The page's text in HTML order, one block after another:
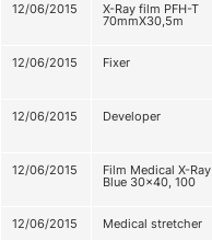
12/06/2015
X-Ray film PFH-T
70mmХ30,5m
12/06/2015
Fixer
12/06/2015
Developer
12/06/2015
Film Medical X-Ray
Blue 30x40, 100
12/06/2015
Medical stretcher